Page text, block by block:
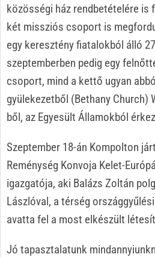
közösségi ház rendbetételére is
két missziós csoport is
egy keresztény fiatalokból álló
szeptemberben pedig egy
csoport, mind a kettő ugyan
gyülekezetből (Bethany Church)
ből, az Egyesült Államokból
Szeptember 18-án Kompolton
Reménység Konvoja Kelet-
igazgatója, aki Balázs Zoltán
Lászlóval, a térség
avatta fel a most elkészült
Jó tapasztalatunk